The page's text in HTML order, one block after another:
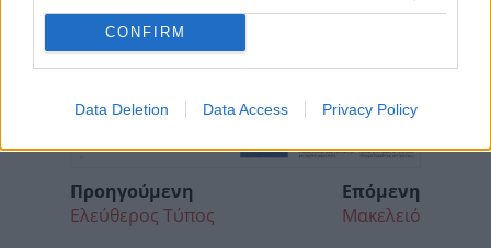
CONFIRM
Data Deletion Data Access Privacy Policy
Προηγούμενη
Ελεύθερος Τύπος
Επόμενη
Μακελειό